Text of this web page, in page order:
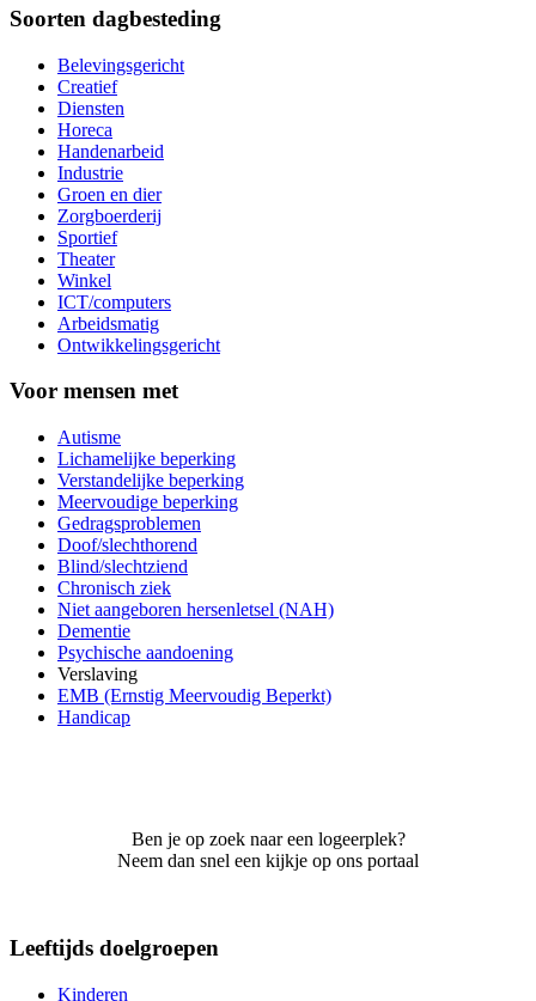
Soorten dagbesteding
Belevingsgericht
Creatief
Diensten
Horeca
Handenarbeid
Industrie
Groen en dier
Zorgboerderij
Sportief
Theater
Winkel
ICT/computers
Arbeidsmatig
Ontwikkelingsgericht
Voor mensen met
Autisme
Lichamelijke beperking
Verstandelijke beperking
Meervoudige beperking
Gedragsproblemen
Doof/slechthorend
Blind/slechtziend
Chronisch ziek
Niet aangeboren hersenletsel (NAH)
Dementie
Psychische aandoening
Verslaving
EMB (Ernstig Meervoudig Beperkt)
Handicap
Ben je op zoek naar een logeerplek?
Neem dan snel een kijkje op ons portaal
Leeftijds doelgroepen
Kinderen